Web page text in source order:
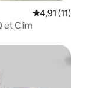
Évaluation
4,91 (11)
et Clim